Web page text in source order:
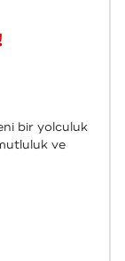
bir yolculuk
ve